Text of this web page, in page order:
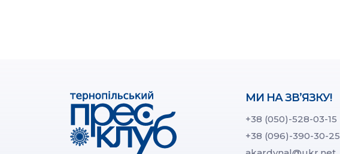
МИ НА ЗВ’ЯЗКУ!
+38 (050)-528-03-15
+38 (096)-390-30-25